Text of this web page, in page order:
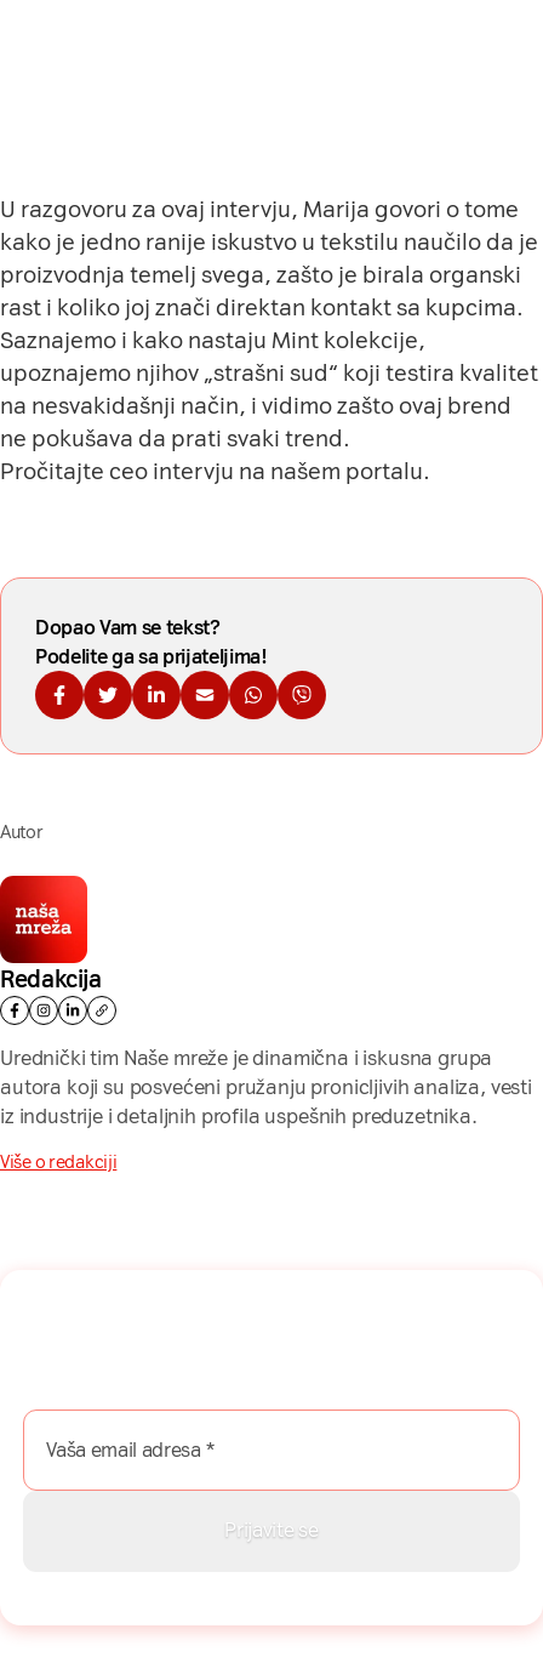
U razgovoru za ovaj intervju, Marija govori o tome
kako je jedno ranije iskustvo u tekstilu naučilo da je
proizvodnja temelj svega, zašto je birala organski
rast i koliko joj znači direktan kontakt sa kupcima.
Saznajemo i kako nastaju Mint kolekcije,
upoznajemo njihov „strašni sud“ koji testira kvalitet
na nesvakidašnji način, i vidimo zašto ovaj brend
ne pokušava da prati svaki trend.
Pročitajte ceo intervju na našem portalu.
Dopao Vam se tekst?
Podelite ga sa prijateljima!
Podelite na Fejsbuku
Podelite na Tviteru
Podelite na Linkdinu
Podelite na imejl
Podelite na WhatsApp
Podelite na Viberu
Autor
Redakcija
Urednički tim Naše mreže je dinamična i iskusna grupa
autora koji su posvećeni pružanju pronicljivih analiza, vesti
iz industrije i detaljnih profila uspešnih preduzetnika.
Više o redakciji